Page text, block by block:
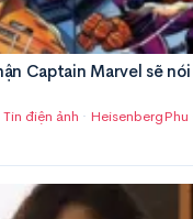
Captain Marvel sẽ
Tin điện ảnh · HeisenbergPhu